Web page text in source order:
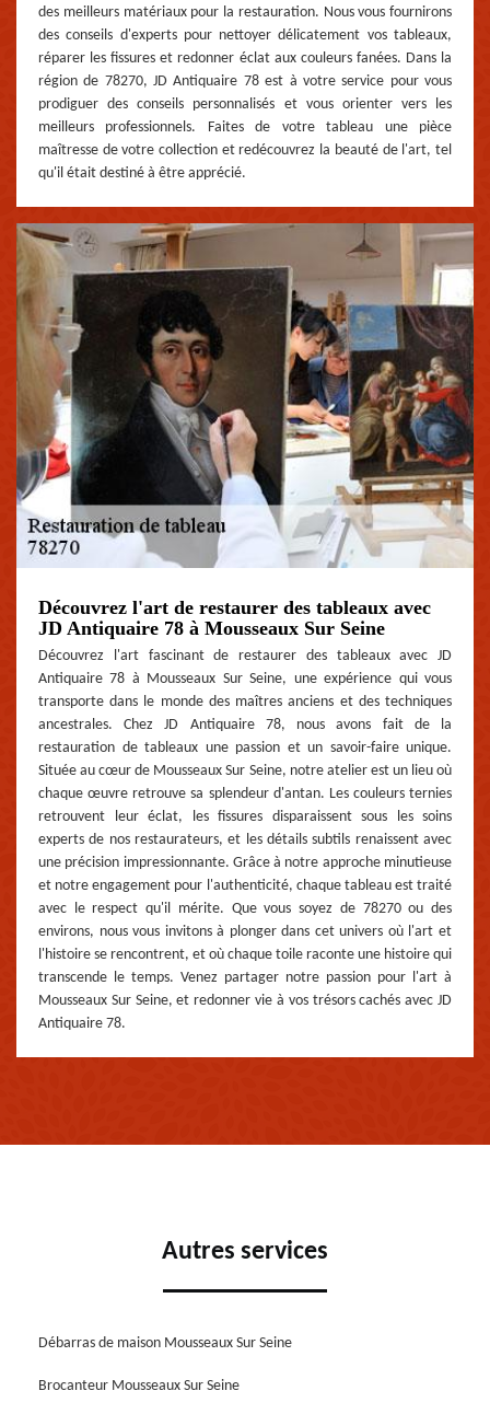
des meilleurs matériaux pour la restauration. Nous vous fournirons
des conseils d'experts pour nettoyer délicatement vos tableaux,
réparer les fissures et redonner éclat aux couleurs fanées. Dans la
région de 78270, JD Antiquaire 78 est à votre service pour vous
prodiguer des conseils personnalisés et vous orienter vers les
meilleurs professionnels. Faites de votre tableau une pièce
maîtresse de votre collection et redécouvrez la beauté de l'art, tel
qu'il était destiné à être apprécié.
Découvrez l'art de restaurer des tableaux avec
JD Antiquaire 78 à Mousseaux Sur Seine
Découvrez l'art fascinant de restaurer des tableaux avec JD
Antiquaire 78 à Mousseaux Sur Seine, une expérience qui vous
transporte dans le monde des maîtres anciens et des techniques
ancestrales. Chez JD Antiquaire 78, nous avons fait de la
restauration de tableaux une passion et un savoir-faire unique.
Située au cœur de Mousseaux Sur Seine, notre atelier est un lieu où
chaque œuvre retrouve sa splendeur d'antan. Les couleurs ternies
retrouvent leur éclat, les fissures disparaissent sous les soins
experts de nos restaurateurs, et les détails subtils renaissent avec
une précision impressionnante. Grâce à notre approche minutieuse
et notre engagement pour l'authenticité, chaque tableau est traité
avec le respect qu'il mérite. Que vous soyez de 78270 ou des
environs, nous vous invitons à plonger dans cet univers où l'art et
l'histoire se rencontrent, et où chaque toile raconte une histoire qui
transcende le temps. Venez partager notre passion pour l'art à
Mousseaux Sur Seine, et redonner vie à vos trésors cachés avec JD
Antiquaire 78.
Autres services
Débarras de maison Mousseaux Sur Seine
Brocanteur Mousseaux Sur Seine